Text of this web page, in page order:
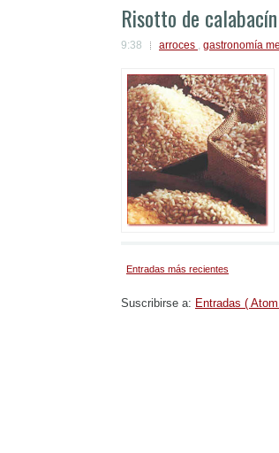
Risotto de
9:38 arroces , gastronomía
Entradas más recientes
Suscribirse a: Entradas (